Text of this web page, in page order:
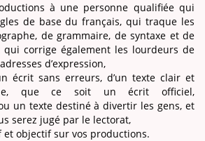
à une personne qualifiée qui
de base du français, qui traque les
de grammaire, de syntaxe et de
qui corrige également les lourdeurs de
d’expression,
écrit sans erreurs, d’un texte clair et
que ce soit un écrit officiel,
un texte destiné à divertir les gens, et
serez jugé par le lectorat,
objectif sur vos productions.